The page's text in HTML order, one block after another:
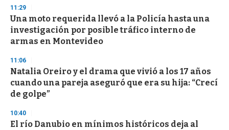
11:29
Una moto requerida llevó a la Policía hasta una
investigación por posible tráfico interno de
armas en Montevideo
11:06
Natalia Oreiro y el drama que vivió a los 17 años
cuando una pareja aseguró que era su hija: “Crecí
de golpe”
10:40
El río Danubio en mínimos históricos deja al